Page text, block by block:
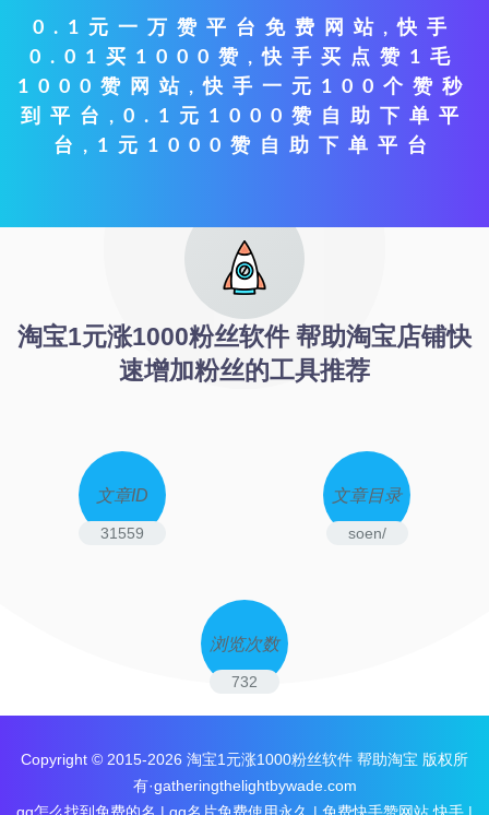
0.1元一万赞平台免费网站,快手
0.01买1000赞,快手买点赞1毛
1000赞网站,快手一元100个赞秒
到平台,0.1元1000赞自助下单平
台,1元1000赞自助下单平台
淘宝1元涨1000粉丝软件 帮助淘宝店铺快
速增加粉丝的工具推荐
文章ID
31559
文章目录
soen/
浏览次数
732
Copyright © 2015-2026 淘宝1元涨1000粉丝软件 帮助淘宝 版权所
有·gatheringthelightbywade.com